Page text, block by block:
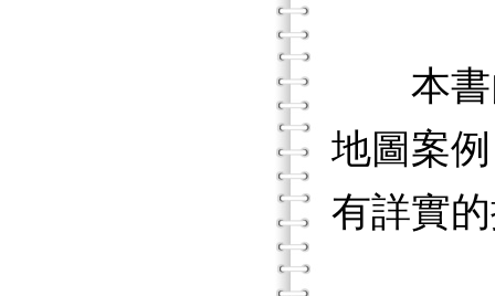
本書內
地圖案
有詳實